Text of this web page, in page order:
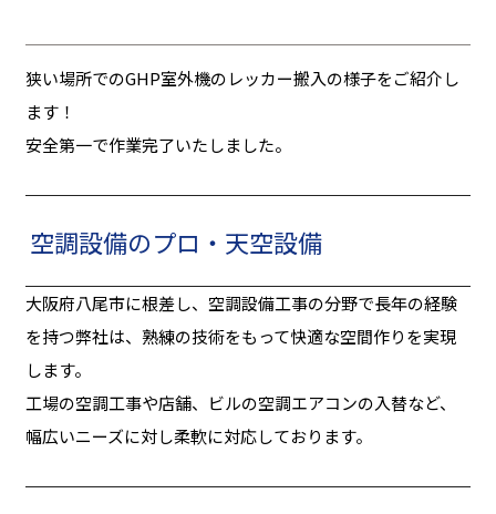
狭い場所でのGHP室外機のレッカー搬入の様子をご紹介し
ます！
安全第一で作業完了いたしました。
空調設備のプロ・天空設備
大阪府八尾市に根差し、空調設備工事の分野で長年の経験
を持つ弊社は、熟練の技術をもって快適な空間作りを実現
します。
工場の空調工事や店舗、ビルの空調エアコンの入替など、
幅広いニーズに対し柔軟に対応しております。